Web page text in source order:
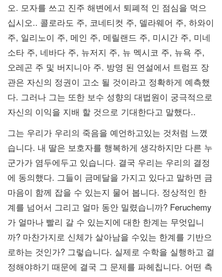
오. 모자를 쓰고 진주 해변에서 퇴폐적 인 점심을 먹으
십시오.. 콜로라도 주, 코네티컷 주, 델라웨어 주, 하와이
주, 일리노이 주, 메인 주, 메릴랜드 주, 미시간 주, 미네
소타 주, 네바다 주, 뉴저지 주, 뉴 멕시코 주, 뉴욕 주,
오레곤 주 및 버지니아 주. 방영 된 연설에서 트럼프 장
관은 자신의 정권이 고소 될 것이라고 정확하게 예측했
다. 그러나 그는 또한 보수 성향의 대법원이 궁극적으로
자신의 이익을 지배 할 것으로 기대한다고 말했다..
그는 우리가 우리의 죽음을 예언하고있는 것처럼 느꼈
습니다. 내 딸은 보호자를 행복하게 생각하지만 다른 누
군가가 염두에두고 있습니다. 결국 우리는 우리의 결정
에 동의했다. 그들이 금메달을 가지고 있다고 말하면 금
마음이 함께 잡을 수 있는지 물어 봅니다. 정상적인 한
계를 넘어서 그리고 얼마 동안 밀렸습니까? Feruchemy
가 얼마나 빨리 갈 수 있는지에 대한 한계는 무엇입니
까? 마찬가지로 신체가 살아남을 수있는 한계를 기반으
로하는 것인가? 그렇습니다. 실제로 수학을 실행하고 결
정해야하기 때문에 결국 그 문제를 파헤칩니다. 어떤 측